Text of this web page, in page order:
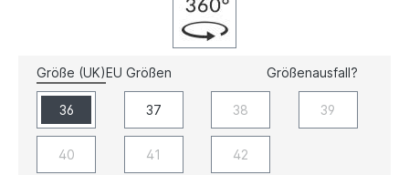
Größe (UK)EU Größen Größenausfall?
36 37 38 39
40 41 42